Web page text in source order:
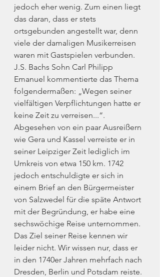
jedoch eher wenig. Zum einen liegt
das daran, dass er stets
ortsgebunden angestellt war, denn
viele der damaligen Musikerreisen
waren mit Gastspielen verbunden.
J.S. Bachs Sohn Carl Philipp
Emanuel kommentierte das Thema
folgendermaßen: „Wegen seiner
vielfältigen Verpflichtungen hatte er
keine Zeit zu verreisen...“.
Abgesehen von ein paar Ausreißern
wie Gera und Kassel verreiste er in
seiner Leipziger Zeit lediglich im
Umkreis von etwa 150 km. 1742
jedoch entschuldigte er sich in
einem Brief an den Bürgermeister
von Salzwedel für die späte Antwort
mit der Begründung, er habe eine
sechswöchige Reise unternommen.
Das Ziel seiner Reise kennen wir
leider nicht. Wir wissen nur, dass er
in den 1740er Jahren mehrfach nach
Dresden, Berlin und Potsdam reiste.